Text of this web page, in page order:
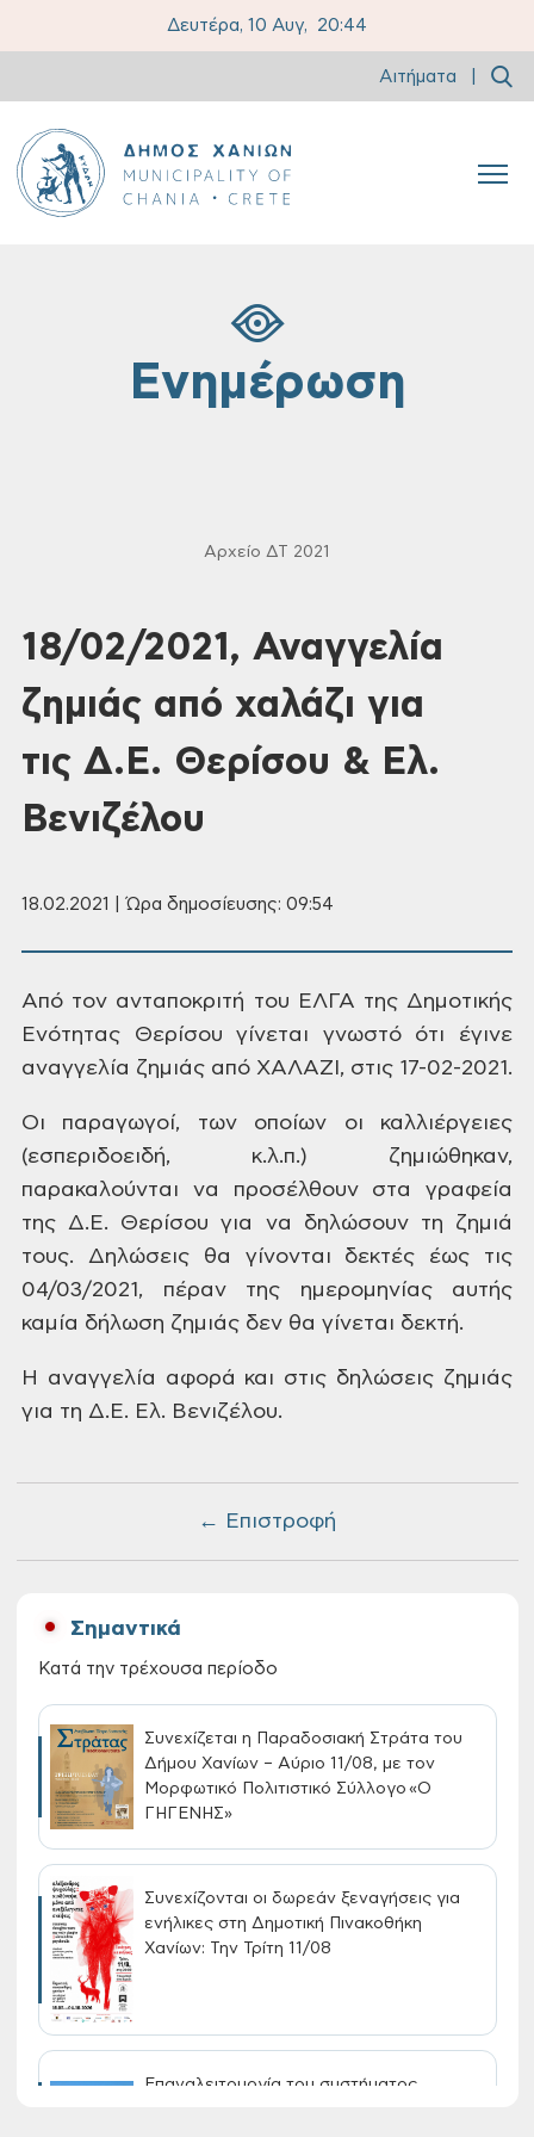
Δευτέρα, 10 Αυγ, 20:44
Αιτήματα
Ενημέρωση
← Επιστροφή
Αρχείο ΔΤ 2021
18/02/2021, Αναγγελία
ζημιάς από χαλάζι για
τις Δ.Ε. Θερίσου & Ελ.
Βενιζέλου
18.02.2021 | Ώρα δημοσίευσης: 09:54
Από τον ανταποκριτή του ΕΛΓΑ της Δημοτικής
Ενότητας Θερίσου γίνεται γνωστό ότι έγινε
αναγγελία ζημιάς από ΧΑΛΑΖΙ, στις 17-02-2021.
Οι παραγωγοί, των οποίων οι καλλιέργειες
(εσπεριδοειδή, κ.λ.π.) ζημιώθηκαν,
παρακαλούνται να προσέλθουν στα γραφεία
της Δ.Ε. Θερίσου για να δηλώσουν τη ζημιά
τους. Δηλώσεις θα γίνονται δεκτές έως τις
04/03/2021, πέραν της ημερομηνίας αυτής
καμία δήλωση ζημιάς δεν θα γίνεται δεκτή.
Η
αναγγελία αφορά και στις δηλώσεις ζημιάς
για τη Δ.Ε. Ελ. Βενιζέλου.
Σημαντικά
Κατά την τρέχουσα περίοδο
Συνεχίζεται η Παραδοσιακή Στράτα του
Δήμου Χανίων – Αύριο 11/08, με τον
Μορφωτικό Πολιτιστικό Σύλλογο «Ο
ΓΗΓΕΝΗΣ»
Συνεχίζονται οι δωρεάν ξεναγήσεις για
ενήλικες στη Δημοτική Πινακοθήκη
Χανίων: Την Τρίτη 11/08
Επαναλειτουργία του συστήματος